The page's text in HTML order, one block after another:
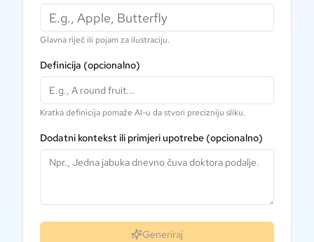
Glavna riječ ili pojam za ilustraciju.
Definicija (opcionalno)
Kratka definicija pomaže AI-u da stvori precizniju sliku.
Dodatni kontekst ili primjeri upotrebe (opcionalno)
Generiraj